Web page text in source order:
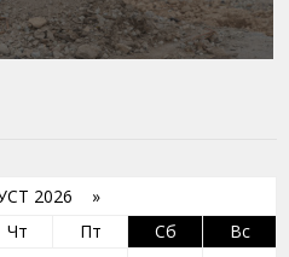
2026 »
Чт Пт Сб
Вс